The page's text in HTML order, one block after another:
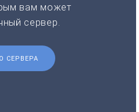
вам может
сервер.
СЕРВЕРА